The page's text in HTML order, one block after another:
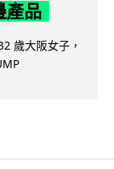
產品
歲大阪女子，